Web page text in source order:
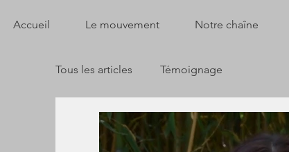
Accueil Le mouvement Notre chaîne
Tous les articles Témoignage